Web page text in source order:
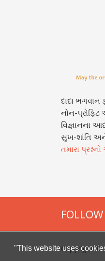
"This website uses
દાદા
નોન-
વિજ્ઞાનના
સુખ-શાંતિ
તમારા
Copyright ©